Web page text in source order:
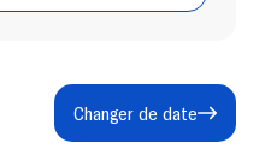
Changer de date